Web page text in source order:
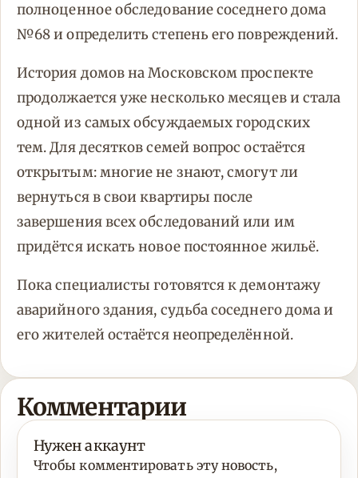
полноценное обследование соседнего дома
№68 и определить степень его повреждений.
История домов на Московском проспекте
продолжается уже несколько месяцев и стала
одной из самых обсуждаемых городских
тем. Для десятков семей вопрос остаётся
открытым: многие не знают, смогут ли
вернуться в свои квартиры после
завершения всех обследований или им
придётся искать новое постоянное жильё.
Пока специалисты готовятся к демонтажу
аварийного здания, судьба соседнего дома и
его жителей остаётся неопределённой.
Комментарии
Нужен аккаунт
Чтобы комментировать эту новость,